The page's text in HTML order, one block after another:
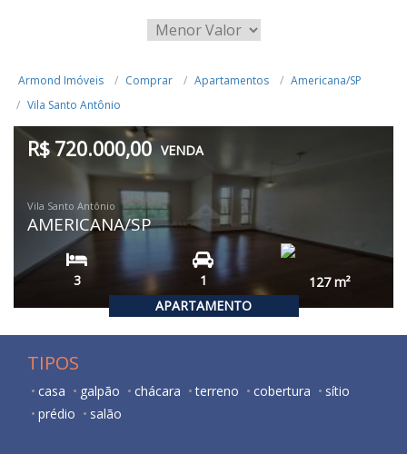
Armond Imóveis Comprar Apartamentos
Americana/SP
Vila Santo Antônio
APARTAMENTO
R$ 720.000,00 VENDA
Vila Santo Antônio
AMERICANA/SP
3 1 127m²
TIPOS
casa galpão chácara terreno cobertura
sítio
prédio
salão